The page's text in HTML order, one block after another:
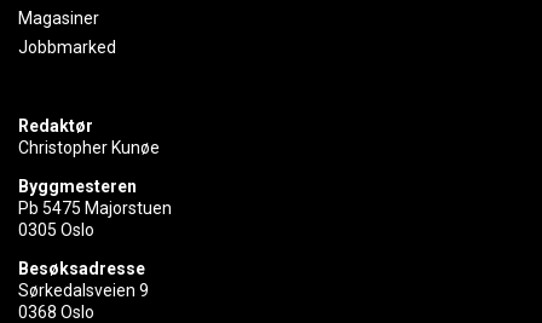
Magasiner
Jobbmarked
Redaktør
Christopher Kunøe
Byggmesteren
Pb 5475 Majorstuen
0305 Oslo
Besøksadresse
Sørkedalsveien 9
0368 Oslo